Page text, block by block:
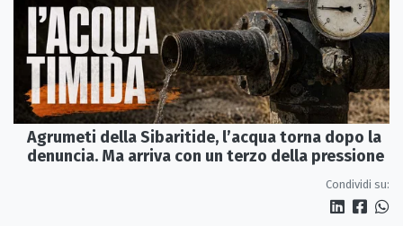
Agrumeti della Sibaritide, l’acqua torna dopo la
denuncia. Ma arriva con un terzo della pressione
Condividi su: